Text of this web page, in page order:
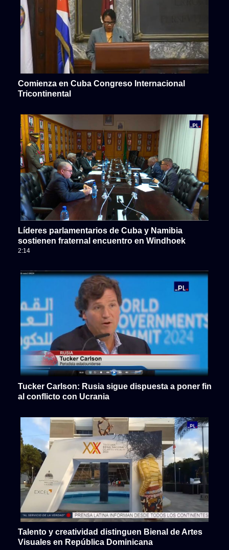
Comienza en Cuba Congreso Internacional
Tricontinental
Líderes parlamentarios de Cuba y Namibia
sostienen fraternal encuentro en Windhoek
2:14
Tucker Carlson: Rusia sigue dispuesta a poner fin
al conflicto con Ucrania
Talento y creatividad distinguen Bienal de Artes
Visuales en República Dominicana